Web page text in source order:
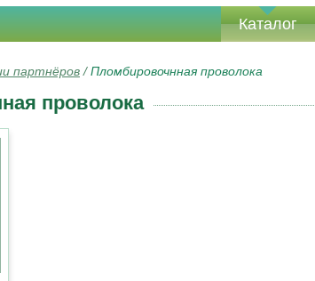
Каталог
партнёров /Пломбировочнная проволока
проволока